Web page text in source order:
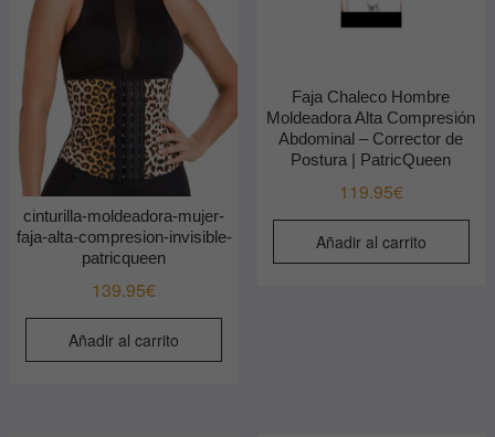
cinturilla-moldeadora-mujer-
faja-alta-compresion-invisible-
patricqueen
139.95€
Añadir al carrito
Faja Chaleco Hombre
Moldeadora Alta Compresión
Abdominal – Corrector de
Postura | PatricQueen
119.95€
Añadir al carrito